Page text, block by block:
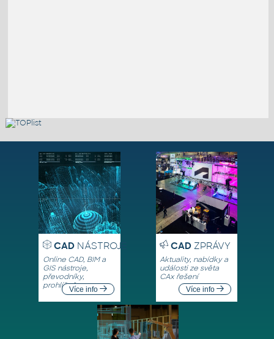
CADNÁSTROJE
Online CAD, BIM a
GIS nástroje,
převodníky,
prohlížečeVíce info
CADZPRÁVY
Aktuality, nabídky a
události ze světa
CAx řešení
Více info